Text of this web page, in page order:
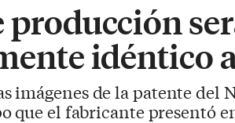
idéntico
imágenes de la patente del
el fabricante presentó